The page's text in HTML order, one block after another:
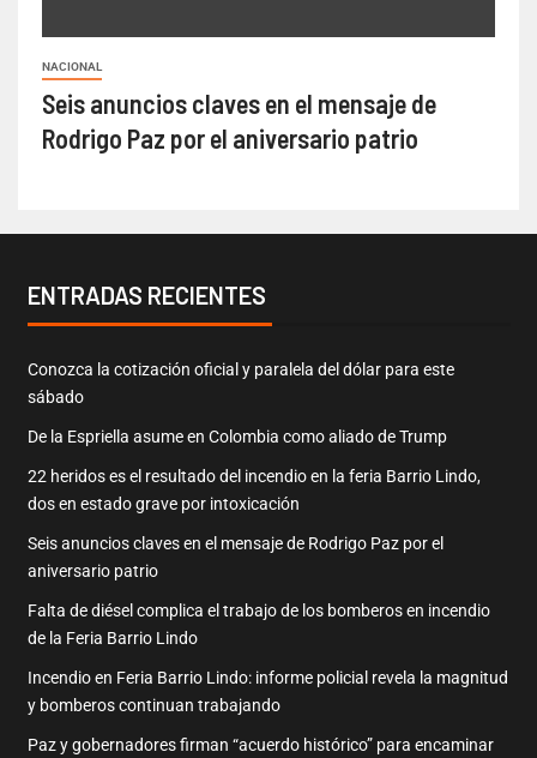
NACIONAL
Seis anuncios claves en el mensaje de
Rodrigo Paz por el aniversario patrio
ENTRADAS RECIENTES
Conozca la cotización oficial y paralela del dólar para este
sábado
De la Espriella asume en Colombia como aliado de Trump
22 heridos es el resultado del incendio en la feria Barrio Lindo,
dos en estado grave por intoxicación
Seis anuncios claves en el mensaje de Rodrigo Paz por el
aniversario patrio
Falta de diésel complica el trabajo de los bomberos en incendio
de la Feria Barrio Lindo
Incendio en Feria Barrio Lindo: informe policial revela la magnitud
y bomberos continuan trabajando
Paz y gobernadores firman “acuerdo histórico” para encaminar